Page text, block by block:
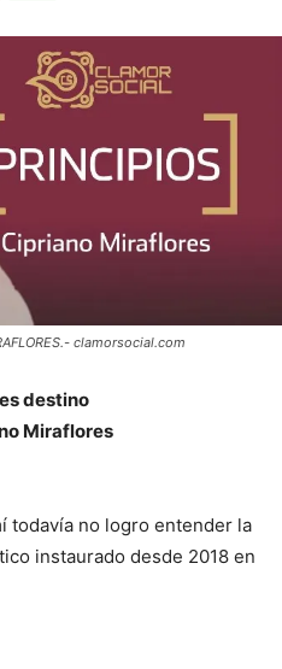
clamorsocial.com
destino
Miraflores
todavía no logro entender la
instaurado desde 2018 en